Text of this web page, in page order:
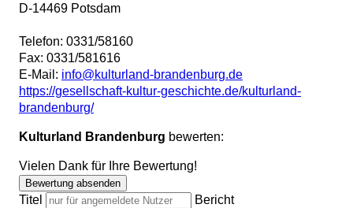
D-14469 Potsdam
Telefon: 0331/58160
Fax: 0331/581616
E-Mail: info@kulturland-brandenburg.de
https://gesellschaft-kultur-geschichte.de/kulturland-
brandenburg/
Kulturland Brandenburg bewerten:
Vielen Dank für Ihre Bewertung!
Bewertung absenden
Titel Bericht